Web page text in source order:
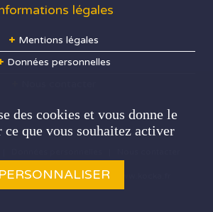
légales
Mentions légales
Données personnelles
2026. Tous droits réservés -
des cookies et vous donne le
ce que vous souhaitez activer
PERSONNALISER